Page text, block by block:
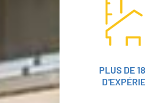
PLUS DE